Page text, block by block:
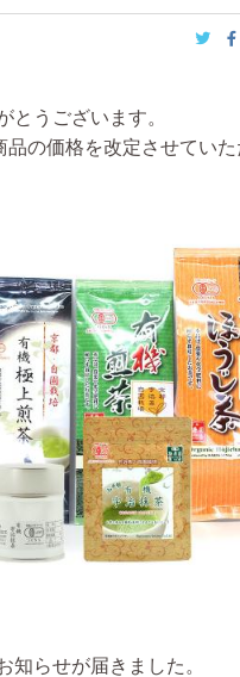
とうございます。
の価格を改定させていた
知らせが届きました。